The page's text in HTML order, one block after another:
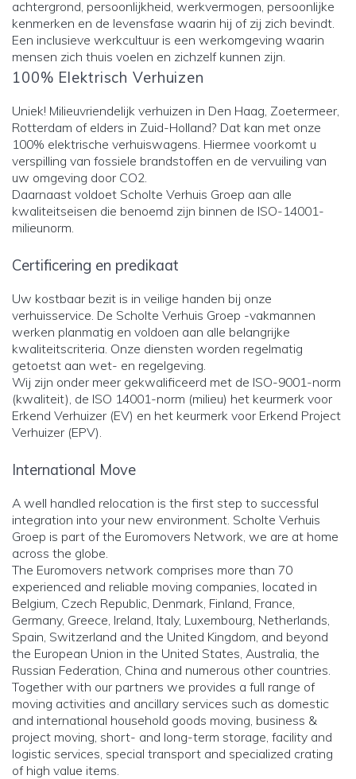
achtergrond, persoonlijkheid, werkvermogen, persoonlijke
kenmerken en de levensfase waarin hij of zij zich bevindt.
Een inclusieve werkcultuur is een werkomgeving waarin
mensen zich thuis voelen en zichzelf kunnen zijn.
100% Elektrisch Verhuizen
Uniek! Milieuvriendelijk verhuizen in Den Haag, Zoetermeer,
Rotterdam of elders in Zuid-Holland? Dat kan met onze
100% elektrische verhuiswagens. Hiermee voorkomt u
verspilling van fossiele brandstoffen en de vervuiling van
uw omgeving door CO2.
Daarnaast voldoet Scholte Verhuis Groep aan alle
kwaliteitseisen die benoemd zijn binnen de ISO-14001-
milieunorm.
Certificering en predikaat
Uw kostbaar bezit is in veilige handen bij onze
verhuisservice. De Scholte Verhuis Groep -vakmannen
werken planmatig en voldoen aan alle belangrijke
kwaliteitscriteria. Onze diensten worden regelmatig
getoetst aan wet- en regelgeving.
Wij zijn onder meer gekwalificeerd met de ISO-9001-norm
(kwaliteit), de ISO 14001-norm (milieu) het keurmerk voor
Erkend Verhuizer (EV) en het keurmerk voor Erkend Project
Verhuizer (EPV).
International Move
A well handled relocation is the first step to successful
integration into your new environment. Scholte Verhuis
Groep is part of the Euromovers Network, we are at home
across the globe.
The Euromovers network comprises more than 70
experienced and reliable moving companies, located in
Belgium, Czech Republic, Denmark, Finland, France,
Germany, Greece, Ireland, Italy, Luxembourg, Netherlands,
Spain, Switzerland and the United Kingdom, and beyond
the European Union in the United States, Australia, the
Russian Federation, China and numerous other countries.
Together with our partners we provides a full range of
moving activities and ancillary services such as domestic
and international household goods moving, business &
project moving, short- and long-term storage, facility and
logistic services, special transport and specialized crating
of high value items.